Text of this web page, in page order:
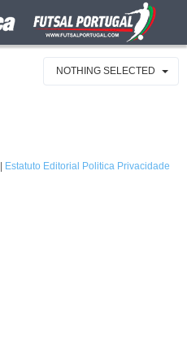
NOTHING SELECTED
Estatuto Editorial Politica Privacidade